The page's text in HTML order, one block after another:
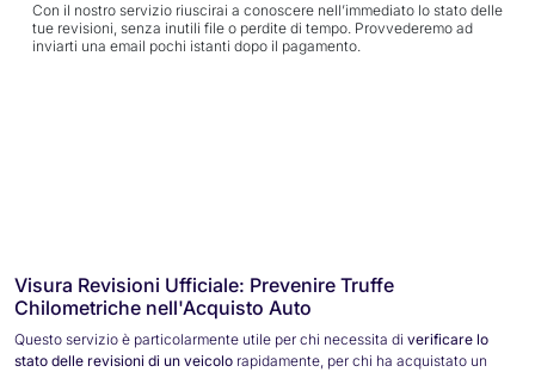
Con il nostro servizio riuscirai a conoscere nell’immediato lo stato delle
tue revisioni, senza inutili file o perdite di tempo. Provvederemo ad
inviarti una email pochi istanti dopo il pagamento.
Visura Revisioni Ufficiale: Prevenire Truffe
Chilometriche nell'Acquisto Auto
Questo servizio è particolarmente utile per chi necessita di verificare lo
stato delle revisioni di un veicolo rapidamente, per chi ha acquistato un